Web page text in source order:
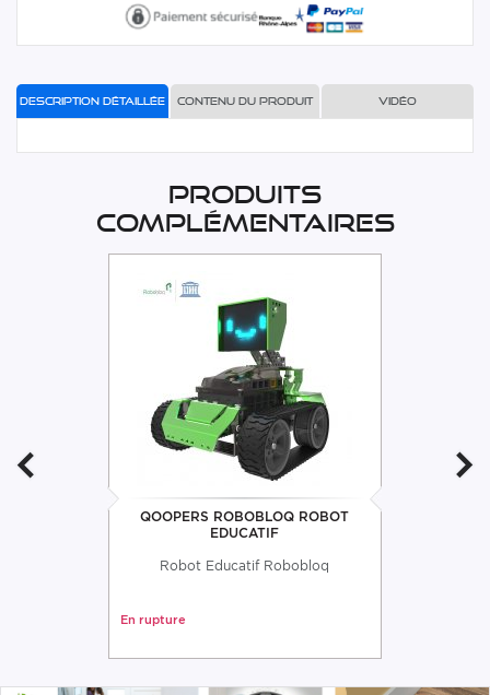
Description détaillée Contenu du produit Vidéo
Produits
complémentaires
QOOPERS ROBOBLOQ ROBOT
EDUCATIF
Robot Educatif Robobloq
En rupture